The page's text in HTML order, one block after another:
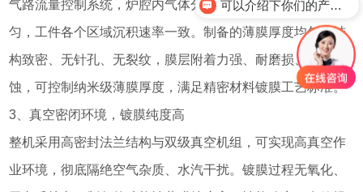
气路流量控制系统，炉腔内气体分布、等离子体密度高度均
匀，工件各个区域沉积速率一致。制备的薄膜厚度均匀、结
构致密、无针孔、无裂纹，膜层附着力强、耐磨损、耐腐
蚀，可控制纳米级薄膜厚度，满足精密材料镀膜工艺标准。
3、真空密闭环境，镀膜纯度高
整机采用高密封法兰结构与双级真空机组，可实现高真空作
业环境，彻底隔绝空气杂质、水汽干扰。镀膜过程无氧化、
可以介绍下你们的产品么？